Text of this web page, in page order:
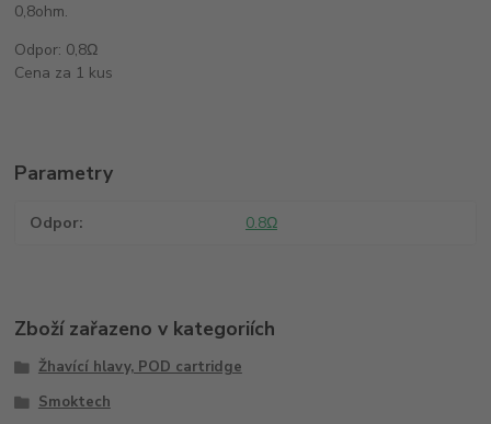
0,8ohm.
Odpor: 0,8Ω
Cena za 1 kus
Parametry
Odpor 0.8Ω
Zboží zařazeno v kategoriích
Žhavící hlavy, POD cartridge
Smoktech